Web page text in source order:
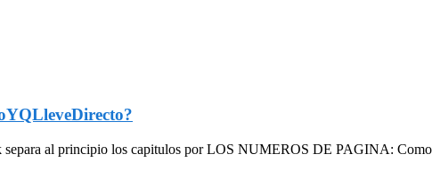
separa al principio los capitulos por LOS NUMEROS DE PAGINA: